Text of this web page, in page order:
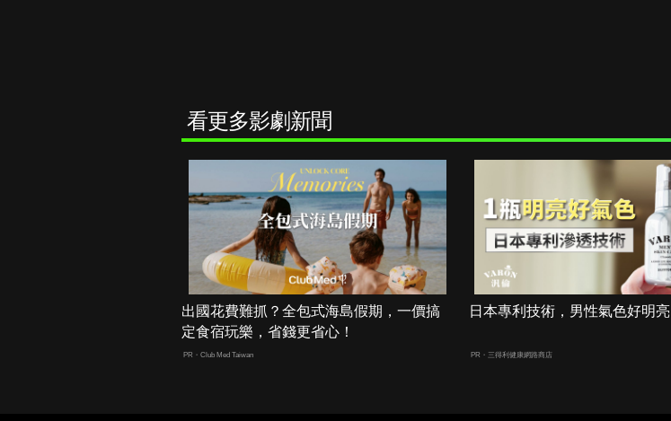
看更多影劇新聞
出國花費難抓？全包式海島假期，一價搞
定食宿玩樂，省錢更省心！
PR・Club Med Taiwan
日本專利技術，男性氣色好明亮
PR・三得利健康網路商店